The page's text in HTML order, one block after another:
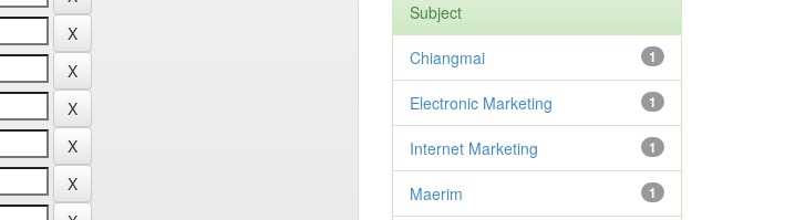
Subject
1
Chiangmai
1
Electronic Marketing
1
Internet Marketing
1
Maerim